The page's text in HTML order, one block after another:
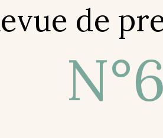
de
N°